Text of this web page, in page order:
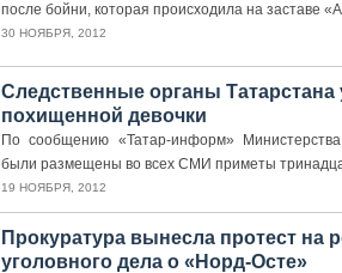
после бойни, которая происходила на заставе
30 НОЯБРЯ, 2012
Следственные органы Татарстана
похищенной девочки
По сообщению «Татар-информ»
были размещены во всех СМИ приметы
19 НОЯБРЯ, 2012
Прокуратура вынесла протест на
уголовного дела о «Норд-Осте»